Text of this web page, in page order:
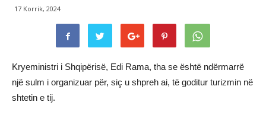
17 Korrik, 2024
Kryeministri i Shqipërisë, Edi Rama, tha se është ndërmarrë
një sulm i organizuar për, siç u shpreh ai, të goditur turizmin në
shtetin e tij.